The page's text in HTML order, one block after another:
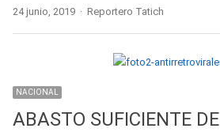
24 junio, 2019 Author
Reportero Tatich
NACIONAL
ABASTO SUFICIENTE DE